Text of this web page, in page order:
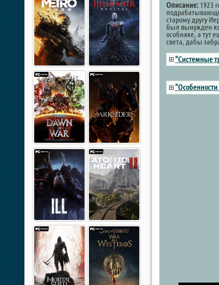
Описание: 1923
старому другу
был вынужден
особняке, а тут
света, дабы
"Системные